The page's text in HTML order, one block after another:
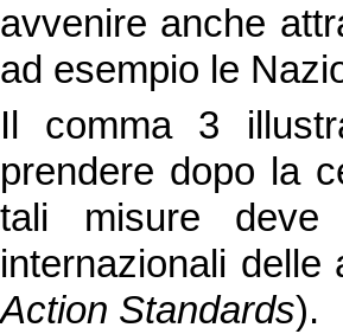
avvenire anche
ad esempio le
Il comma 3
prendere dopo la
tali misure deve
internazionali
Action Standards).